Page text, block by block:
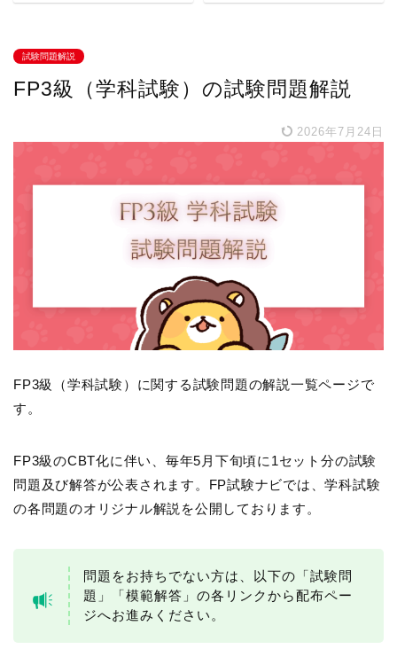
試験問題解説
FP3級（学科試験）の試験問題解説
2026年7月24日
FP3級（学科試験）に関する試験問題の解説一覧ページで
す。
FP3級のCBT化に伴い、毎年5月下旬頃に1セット分の試験
問題及び解答が公表されます。FP試験ナビでは、学科試験
の各問題のオリジナル解説を公開しております。
問題をお持ちでない方は、以下の「試験問
題」「模範解答」の各リンクから配布ペー
ジへお進みください。